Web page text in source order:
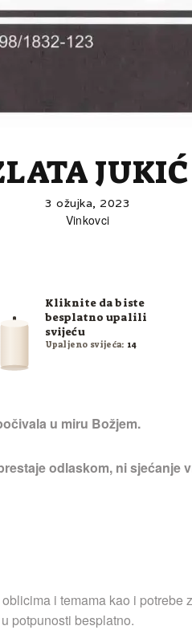
JUKIĆ
3 ožujka, 2023
Vinkovci
Kliknite da biste
besplatno upalili
svijeću
Upaljeno svijeća: 14
u miru Božjem.
odlaskom, ni sjećanje
i temama kao i
potpunosti besplatno.